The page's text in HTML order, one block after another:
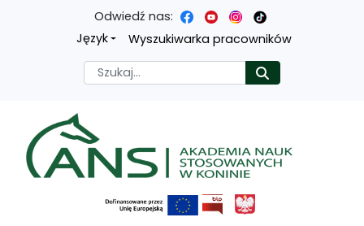
Przejdź
treści
głównej
Przejdź
menu
nawigacyjnego
Przejdź
wyszukiwarki
Przejdź
mapy
strony
Odwiedź nas:
Język
Wyszukiwarka pracowników
Szukaj
Akademia nauk